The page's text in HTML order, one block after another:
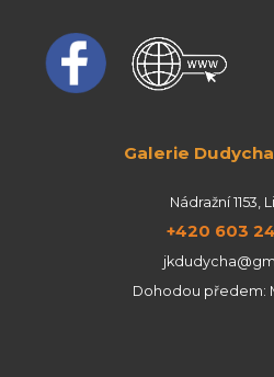
Galerie Dudycha
Nádražní 1153,
+420 603
Dohodou předem: